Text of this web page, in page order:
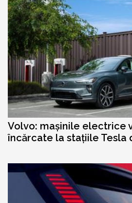
Volvo: mașinile electrice
încărcate la stațiile Tesla